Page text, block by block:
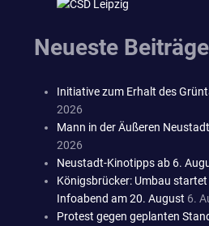
Neueste Beiträge
Initiative zum Erhalt des
2026
Mann in der Äußeren
2026
Neustadt-Kinotipps ab 6.
Königsbrücker: Umbau
Infoabend am 20. August 6.
Protest gegen geplanten